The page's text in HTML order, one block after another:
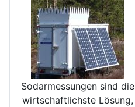
Sodarmessungen sind die
wirt­schaftlichste Lösung,